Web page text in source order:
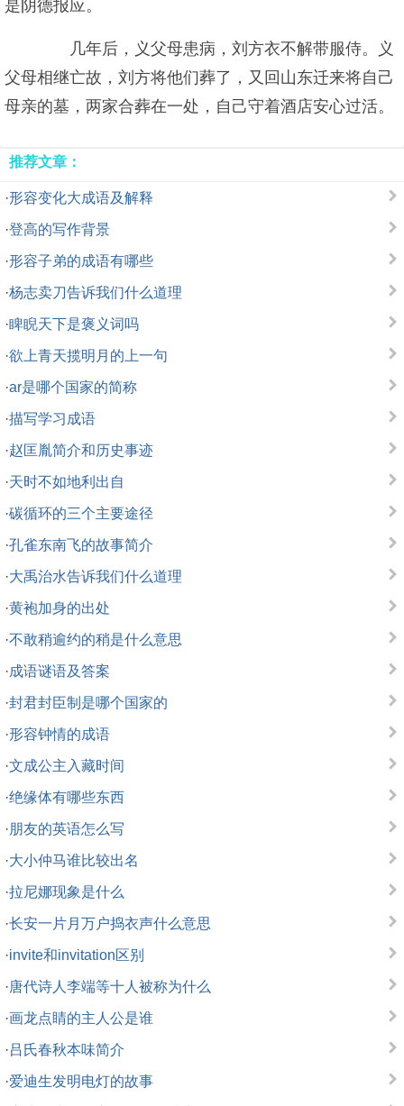
是阴德报应。
几年后，义父母患病，刘方衣不解带服侍。义
父母相继亡故，刘方将他们葬了，又回山东迁来将自己
母亲的墓，两家合葬在一处，自己守着酒店安心过活。
推荐文章：
·形容变化大成语及解释
·登高的写作背景
·形容子弟的成语有哪些
·杨志卖刀告诉我们什么道理
·睥睨天下是褒义词吗
·欲上青天揽明月的上一句
·ar是哪个国家的简称
·描写学习成语
·赵匡胤简介和历史事迹
·天时不如地利出自
·碳循环的三个主要途径
·孔雀东南飞的故事简介
·大禹治水告诉我们什么道理
·黄袍加身的出处
·不敢稍逾约的稍是什么意思
·成语谜语及答案
·封君封臣制是哪个国家的
·形容钟情的成语
·文成公主入藏时间
·绝缘体有哪些东西
·朋友的英语怎么写
·大小仲马谁比较出名
·拉尼娜现象是什么
·长安一片月万户捣衣声什么意思
·invite和invitation区别
·唐代诗人李端等十人被称为什么
·画龙点睛的主人公是谁
·吕氏春秋本味简介
·爱迪生发明电灯的故事